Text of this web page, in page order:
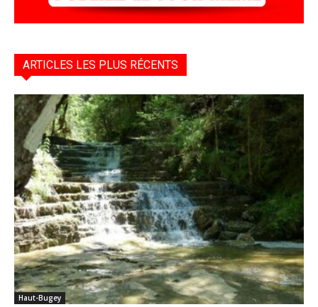
ARTICLES LES PLUS RÉCENTS
Haut-Bugey